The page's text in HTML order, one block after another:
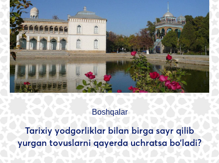
Boshqalar
Tarixiy yodgorliklar bilan birga sayr qilib
yurgan tovuslarni qayerda uchratsa bo’ladi?